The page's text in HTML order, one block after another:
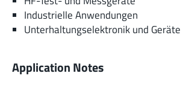
Industrielle Anwendungen
Unterhaltungselektronik und Geräte
Application Notes